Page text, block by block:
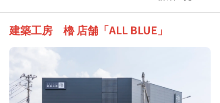
建築工房 櫓 店舗「ALL BLUE」